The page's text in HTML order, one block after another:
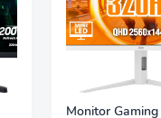
Monitor